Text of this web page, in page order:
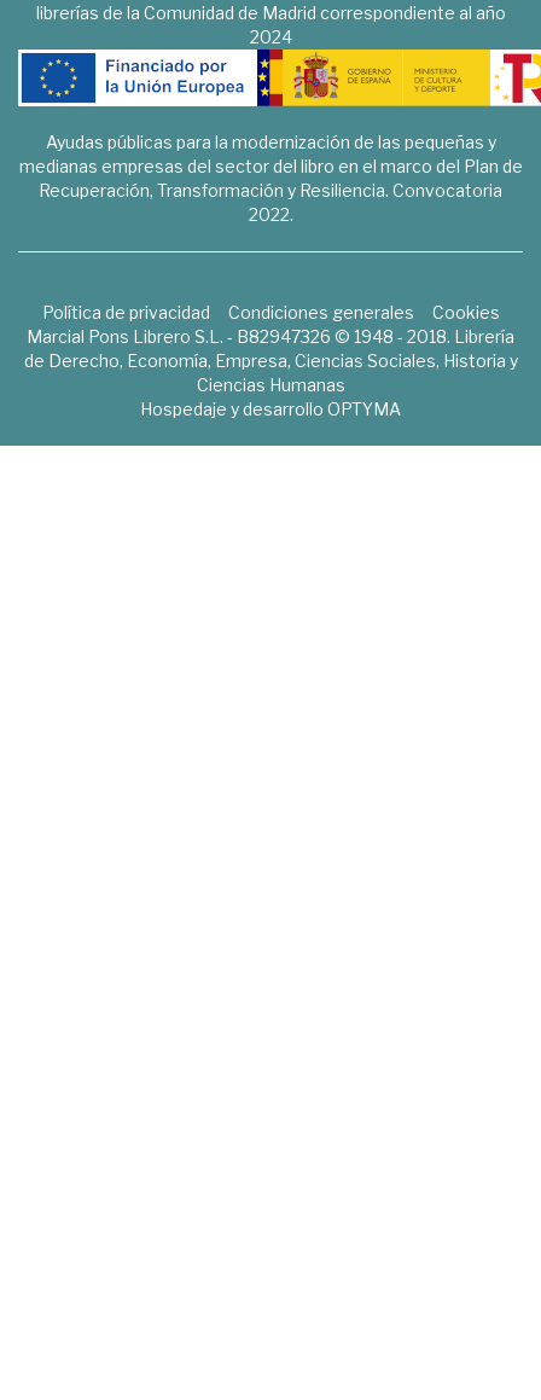
librerías de la Comunidad de Madrid correspondiente al año
2024
Ayudas públicas para la modernización de las pequeñas y
medianas empresas del sector del libro en el marco del Plan de
Recuperación, Transformación y Resiliencia. Convocatoria
2022.
Política de privacidad Condiciones generales
Cookies
Marcial Pons Librero S.L. - B82947326 © 1948 - 2018. Librería
de Derecho, Economía, Empresa, Ciencias Sociales, Historia y
Ciencias Humanas
Hospedaje y desarrollo OPTYMA